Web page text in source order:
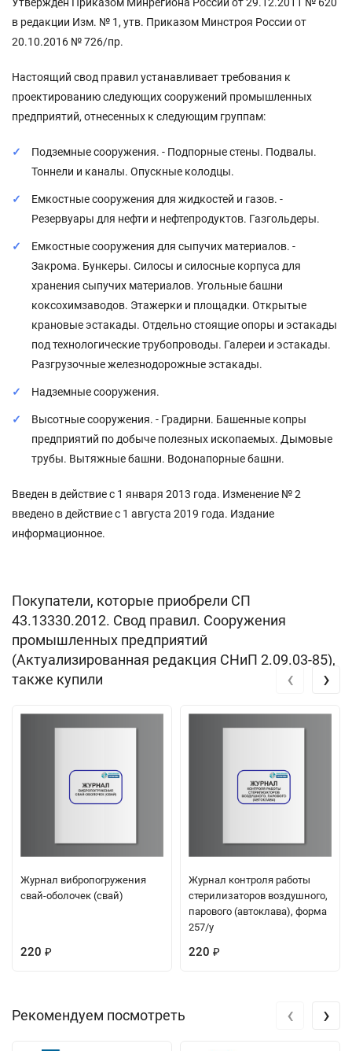
в редакции Изм. № 1, утв. Приказом Минстроя России от
20.10.2016 № 726/пр.
Настоящий свод правил устанавливает требования к
проектированию следующих сооружений промышленных
предприятий, отнесенных к следующим группам:
Подземные сооружения. - Подпорные стены. Подвалы.
Тоннели и каналы. Опускные колодцы.
Емкостные сооружения для жидкостей и газов. -
Резервуары для нефти и нефтепродуктов. Газгольдеры.
Емкостные сооружения для сыпучих материалов. -
Закрома. Бункеры. Силосы и силосные корпуса для
хранения сыпучих материалов. Угольные башни
коксохимзаводов. Этажерки и площадки. Открытые
крановые эстакады. Отдельно стоящие опоры и эстакады
под технологические трубопроводы. Галереи и эстакады.
Разгрузочные железнодорожные эстакады.
Надземные сооружения.
Высотные сооружения. - Градирни. Башенные копры
предприятий по добыче полезных ископаемых. Дымовые
трубы. Вытяжные башни. Водонапорные башни.
Введен в действие с 1 января 2013 года. Изменение № 2
введено в действие с 1 августа 2019 года. Издание
информационное.
Покупатели, которые приобрели СП
43.13330.2012. Свод правил. Сооружения
промышленных предприятий
(Актуализированная редакция СНиП 2.09.03-85),
также купили
Журнал вибропогружения
свай-оболочек (свай)
220 ₽
Журнал контроля работы
стерилизаторов воздушного,
парового (автоклава), форма
257/у
220 ₽
‹ ›
Рекомендуем посмотреть ‹ ›